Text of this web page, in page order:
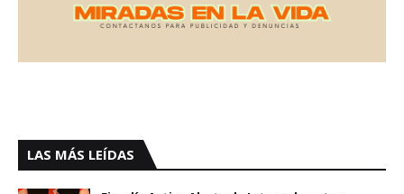
LAS MÁS LEÍDAS